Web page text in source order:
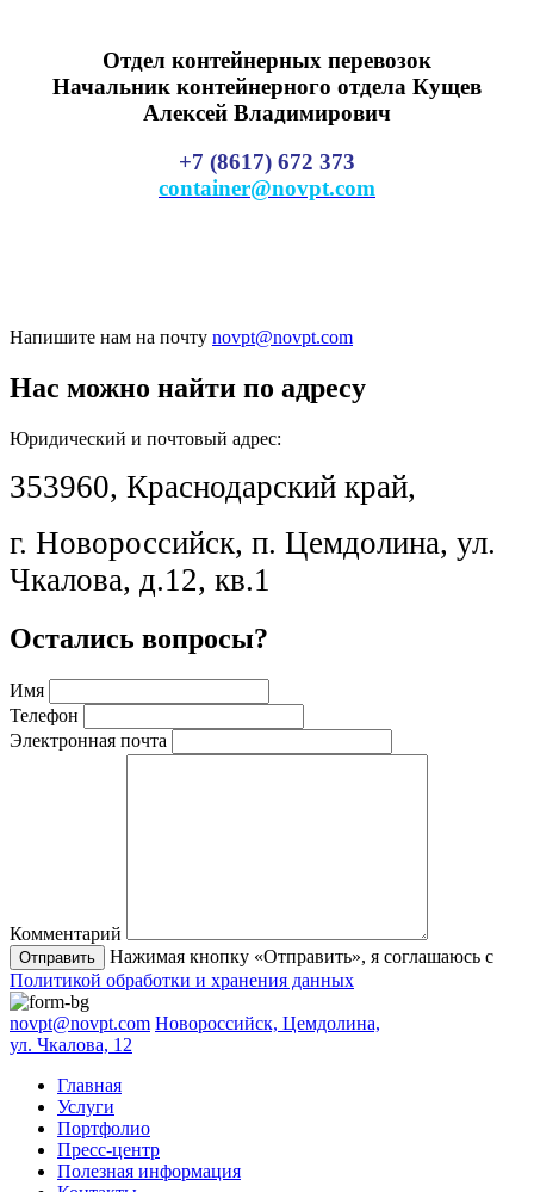
Отдел контейнерных перевозок
Начальник контейнерного отдела Кущев
Алексей Владимирович
+7 (8617) 672 373
container@novpt.com
Напишите нам на почту novpt@novpt.com
Нас можно найти по адресу
Юридический и почтовый адрес:
353960, Краснодарский край,
г. Новороссийск, п. Цемдолина, ул.
Чкалова, д.12, кв.1
Остались вопросы?
Имя
Телефон
Электронная почта
Комментарий
Отправить
Нажимая кнопку «Отправить», я соглашаюсь с
Политикой обработки и хранения данных
novpt@novpt.com Новороссийск, Цемдолина,
ул. Чкалова, 12
Главная
Услуги
Портфолио
Пресс-центр
Полезная информация